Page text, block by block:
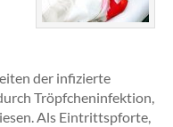
der infizierte
Tröpfcheninfektion,
Als Eintrittspforte,